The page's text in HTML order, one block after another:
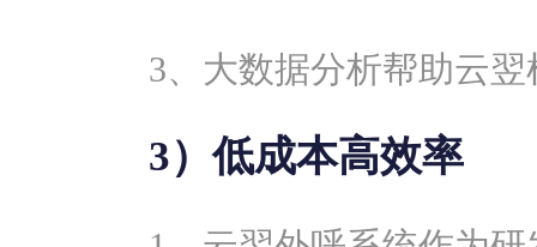
3、大数据分析帮助云
3）低成本高效率